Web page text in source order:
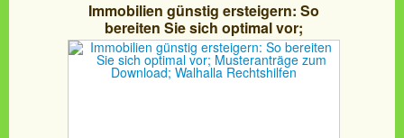
Immobilien günstig ersteigern: So
bereiten Sie sich optimal vor;
Musteranträge zum Download; Walhalla
Rechtshilfen